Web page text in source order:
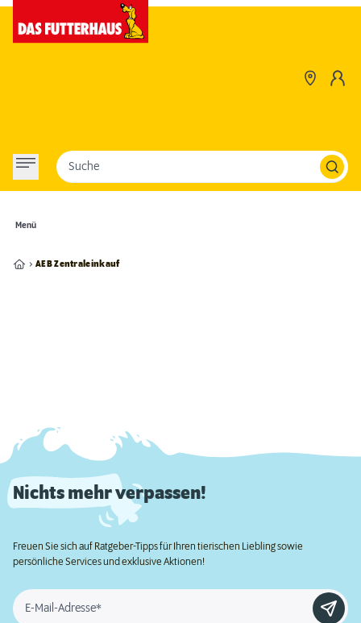
Menü
Suche
AEB Zentraleinkauf
Nichts mehr verpassen!
Freuen Sie sich auf Ratgeber-Tipps für Ihren tierischen Liebling sowie
persönliche Services und exklusive Aktionen!
E-Mail-Adresse*